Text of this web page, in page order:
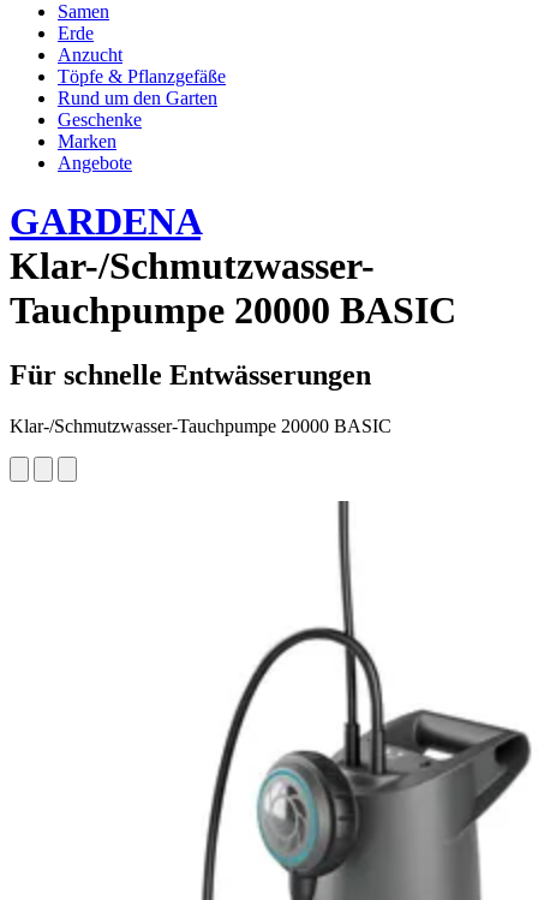
Samen
Erde
Anzucht
Töpfe & Pflanzgefäße
Rund um den Garten
Geschenke
Marken
Angebote
GARDENA
Klar-/Schmutzwasser-
Tauchpumpe 20000 BASIC
Für schnelle Entwässerungen
Klar-/Schmutzwasser-Tauchpumpe 20000 BASIC